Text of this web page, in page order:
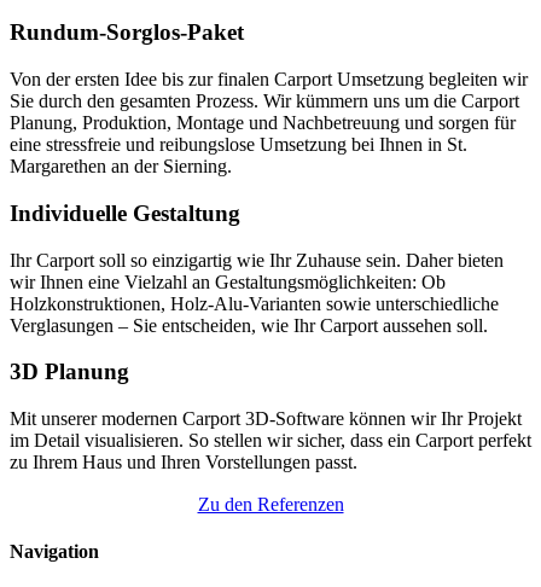
Rundum-Sorglos-Paket
Von der ersten Idee bis zur finalen Carport Umsetzung begleiten wir
Sie durch den gesamten Prozess. Wir kümmern uns um die Carport
Planung, Produktion, Montage und Nachbetreuung und sorgen für
eine stressfreie und reibungslose Umsetzung bei Ihnen in St.
Margarethen an der Sierning.
Individuelle Gestaltung
Ihr Carport soll so einzigartig wie Ihr Zuhause sein. Daher bieten
wir Ihnen eine Vielzahl an Gestaltungsmöglichkeiten: Ob
Holzkonstruktionen, Holz-Alu-Varianten sowie unterschiedliche
Verglasungen – Sie entscheiden, wie Ihr Carport aussehen soll.
3D Planung
Mit unserer modernen Carport 3D-Software können wir Ihr Projekt
im Detail visualisieren. So stellen wir sicher, dass ein Carport perfekt
zu Ihrem Haus und Ihren Vorstellungen passt.
Zu den Referenzen
Navigation